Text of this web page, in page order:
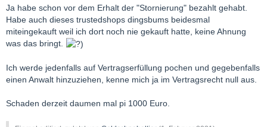
Ja habe schon vor dem Erhalt der "Stornierung" bezahlt gehabt.
Habe auch dieses trustedshops dingsbums beidesmal
miteingekauft weil ich dort noch nie gekauft hatte, keine Ahnung
was das bringt.
Ich werde jedenfalls auf Vertragserfüllung pochen und gegebenfalls
einen Anwalt hinzuziehen, kenne mich ja im Vertragsrecht null aus.
Schaden derzeit daumen mal pi 1000 Euro.